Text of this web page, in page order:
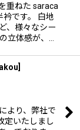
重ねた saraca
です。 白地
、様々なシー
立体感が、…
より、弊社で
定いたしまし